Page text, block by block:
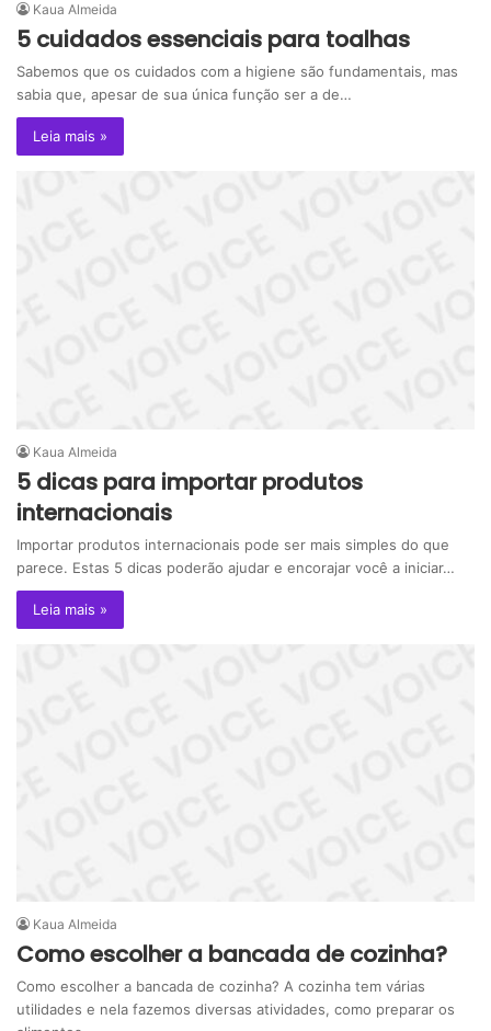
Kaua Almeida
5 cuidados essenciais para toalhas
Sabemos que os cuidados com a higiene são fundamentais, mas
sabia que, apesar de sua única função ser a de…
Leia mais »
Kaua Almeida
5 dicas para importar produtos
internacionais
Importar produtos internacionais pode ser mais simples do que
parece. Estas 5 dicas poderão ajudar e encorajar você a iniciar…
Leia mais »
Kaua Almeida
Como escolher a bancada de cozinha?
Como escolher a bancada de cozinha? A cozinha tem várias
utilidades e nela fazemos diversas atividades, como preparar os